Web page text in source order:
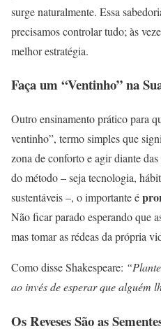
surge naturalmente. Essa
precisamos controlar tudo; às
melhor estratégia.
Faça um “Ventinho” na
Outro ensinamento prático para
ventinho”, termo simples que
zona de conforto e agir diante
do método – seja tecnologia,
sustentáveis –, o importante é
Não ficar parado esperando que
mas tomar as rédeas da própria
Como disse Shakespeare:
ao invés de esperar que alguém
Os Reveses São as